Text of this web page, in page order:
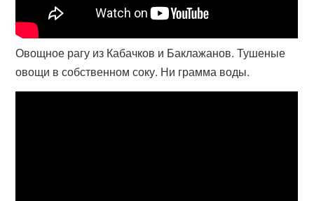
Овощное рагу из Кабачков и Баклажанов. Тушеные
овощи в собственном соку. Ни грамма воды.